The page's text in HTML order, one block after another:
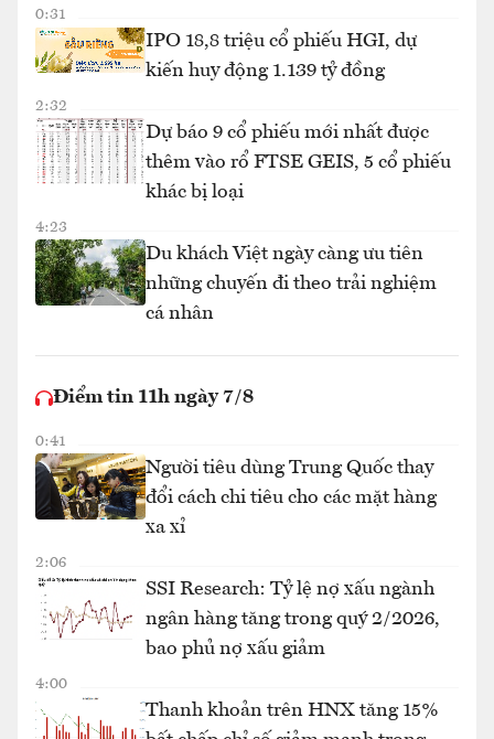
0:31
IPO 18,8 triệu cổ phiếu HGI, dự
kiến huy động 1.139 tỷ đồng
2:32
Dự báo 9 cổ phiếu mới nhất được
thêm vào rổ FTSE GEIS, 5 cổ phiếu
khác bị loại
4:23
Du khách Việt ngày càng ưu tiên
những chuyến đi theo trải nghiệm
cá nhân
Điểm tin 11h ngày 7/8
0:41
Người tiêu dùng Trung Quốc thay
đổi cách chi tiêu cho các mặt hàng
xa xỉ
2:06
SSI Research: Tỷ lệ nợ xấu ngành
ngân hàng tăng trong quý 2/2026,
bao phủ nợ xấu giảm
4:00
Thanh khoản trên HNX tăng 15%